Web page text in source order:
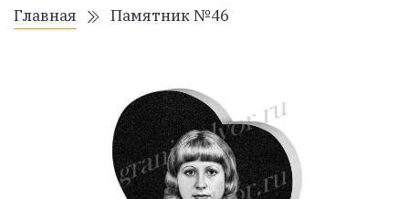
Главная Памятник №46